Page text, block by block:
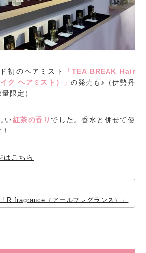
初のヘアミスト
「TEA BREAK Hair
ク ヘアミスト）」の発売も♪（伊勢丹
限定）
い紅茶の香り でした。香水と併せて使
はこちら
R fragrance（アールフレグランス）」